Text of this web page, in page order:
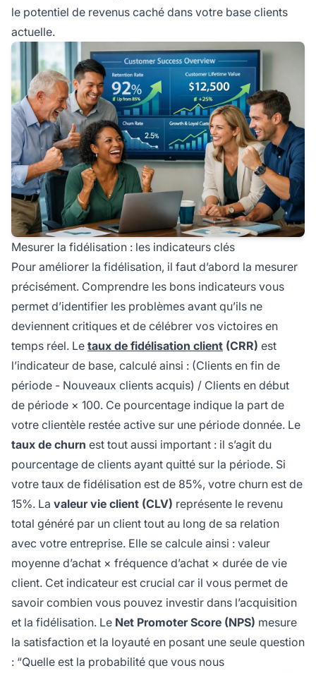
le potentiel de revenus caché dans votre base clients
actuelle.
Mesurer la fidélisation : les indicateurs clés
Pour améliorer la fidélisation, il faut d’abord la mesurer
précisément. Comprendre les bons indicateurs vous
permet d’identifier les problèmes avant qu’ils ne
deviennent critiques et de célébrer vos victoires en
temps réel. Le taux de fidélisation client (CRR) est
l’indicateur de base, calculé ainsi : (Clients en fin de
période - Nouveaux clients acquis) / Clients en début
de période × 100. Ce pourcentage indique la part de
votre clientèle restée active sur une période donnée. Le
taux de churn est tout aussi important : il s’agit du
pourcentage de clients ayant quitté sur la période. Si
votre taux de fidélisation est de 85%, votre churn est de
15%. La valeur vie client (CLV) représente le revenu
total généré par un client tout au long de sa relation
avec votre entreprise. Elle se calcule ainsi : valeur
moyenne d’achat × fréquence d’achat × durée de vie
client. Cet indicateur est crucial car il vous permet de
savoir combien vous pouvez investir dans l’acquisition
et la fidélisation. Le Net Promoter Score (NPS) mesure
la satisfaction et la loyauté en posant une seule question
: “Quelle est la probabilité que vous nous